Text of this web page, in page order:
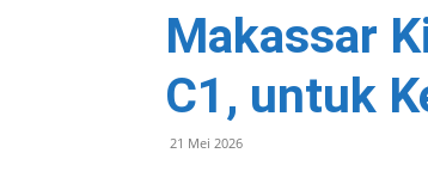
Makassar
C1, untuk
21 Mei 2026